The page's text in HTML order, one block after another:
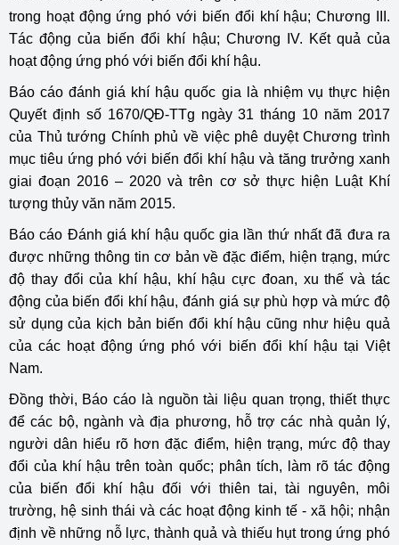
trong hoạt động ứng phó với biến đổi khí hậu; Chương III.
Tác động của biến đổi khí hậu; Chương IV. Kết quả của
hoạt động ứng phó với biến đổi khí hậu.
Báo cáo đánh giá khí hậu quốc gia là nhiệm vụ thực hiện
Quyết định số 1670/QĐ-TTg ngày 31 tháng 10 năm 2017
của Thủ tướng Chính phủ về việc phê duyệt Chương trình
mục tiêu ứng phó với biến đổi khí hậu và tăng trưởng xanh
giai đoạn 2016 – 2020 và trên cơ sở thực hiện Luật Khí
tượng thủy văn năm 2015.
Báo cáo Đánh giá khí hậu quốc gia lần thứ nhất đã đưa ra
được những thông tin cơ bản về đặc điểm, hiện trạng, mức
độ thay đổi của khí hậu, khí hậu cực đoan, xu thế và tác
động của biến đổi khí hậu, đánh giá sự phù hợp và mức độ
sử dụng của kịch bản biến đổi khí hậu cũng như hiệu quả
của các hoạt động ứng phó với biến đổi khí hậu tại Việt
Nam.
Đồng thời, Báo cáo là nguồn tài liệu quan trọng, thiết thực
để các bộ, ngành và địa phương, hỗ trợ các nhà quản lý,
người dân hiểu rõ hơn đặc điểm, hiện trạng, mức độ thay
đổi của khí hậu trên toàn quốc; phân tích, làm rõ tác động
của biến đổi khí hậu đối với thiên tai, tài nguyên, môi
trường, hệ sinh thái và các hoạt động kinh tế - xã hội; nhận
định về những nỗ lực, thành quả và thiếu hụt trong ứng phó